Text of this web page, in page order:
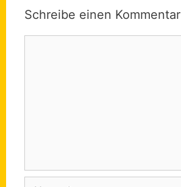
Schreibe einen Kommentar
Name